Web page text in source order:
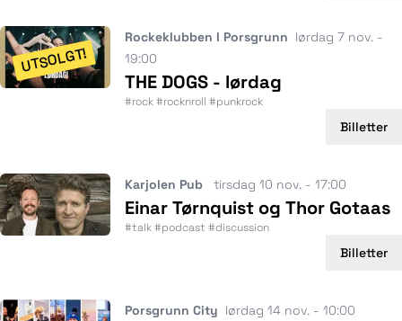
UTSOLGT!
Rockeklubben I Porsgrunn lørdag 7 nov. -
19:00
THE DOGS - lørdag
#rock #rocknroll #punkrock
Billetter
Karjolen Pub tirsdag 10 nov. - 17:00
Einar Tørnquist og Thor Gotaas
#talk #podcast #discussion
Billetter
Porsgrunn City lørdag 14 nov. - 10:00